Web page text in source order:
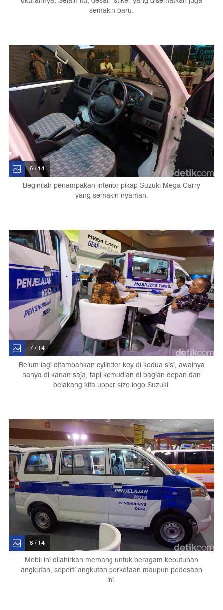
semakin baru.
6 / 14
Beginilah penampakan interior pikap Suzuki Mega Carry
yang semakin nyaman.
7 / 14
Belum lagi ditambahkan cylinder key di kedua sisi, awalnya
hanya di kanan saja, tapi kemudian di bagian depan dan
belakang kita upper size logo Suzuki.
8 / 14
Mobil ini dilahirkan memang untuk beragam kebutuhan
angkutan, seperti angkutan perkotaan maupun pedesaan
ini.